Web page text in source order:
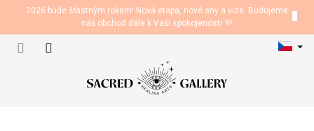
obsah
2026 bude šťastným rokem! Nová etapa, nové sny a vize. Budujeme
náš obchod dále k Vaší spokojenosti 💜